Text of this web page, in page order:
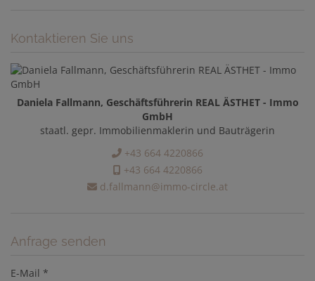
Kontaktieren Sie uns
Daniela Fallmann, Geschäftsführerin REAL ÄSTHET - Immo
GmbH
staatl. gepr. Immobilienmaklerin und Bauträgerin
+43 664 4220866
+43 664 4220866
d.fallmann@immo-circle.at
Anfrage senden
E-Mail